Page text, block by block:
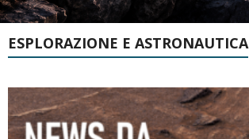
ESPLORAZIONE E ASTRONAUTICA